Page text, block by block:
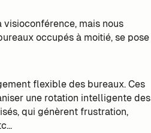
mais nous
occupés à moitié, se pose
flexible des bureaux. Ces
une rotation intelligente des
qui génèrent frustration,